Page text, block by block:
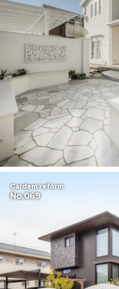
Gardem reform
No.069